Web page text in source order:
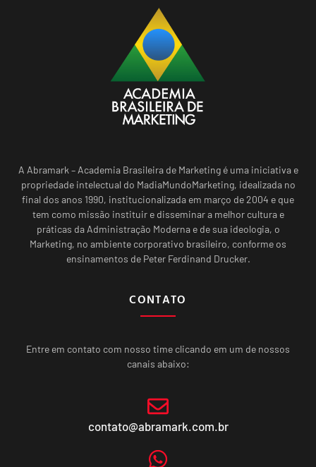
A Abramark – Academia Brasileira de Marketing é uma iniciativa e
propriedade intelectual do MadiaMundoMarketing, idealizada no
final dos anos 1990, institucionalizada em março de 2004 e que
tem como missão instituir e disseminar a melhor cultura e
práticas da Administração Moderna e de sua ideologia, o
Marketing, no ambiente corporativo brasileiro, conforme os
ensinamentos de Peter Ferdinand Drucker.
CONTATO
Entre em contato com nosso time clicando em um de nossos
canais abaixo:
contato@abramark.com.br